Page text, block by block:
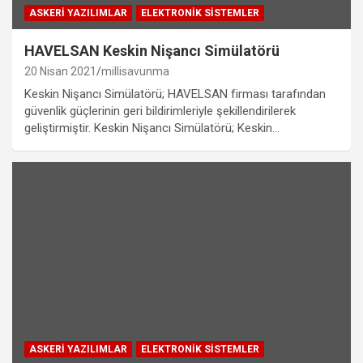
ASKERI YAZILIMLAR ELEKTRONIK SISTEMLER
HAVELSAN Keskin Nişancı Simülatörü
20 Nisan 2021 millisavunma
Keskin Nişancı Simülatörü; HAVELSAN firması tarafından
güvenlik güçlerinin geri bildirimleriyle şekillendirilerek
geliştirmiştir. Keskin Nişancı Simülatörü; Keskin…
ASKERI YAZILIMLAR ELEKTRONIK SISTEMLER